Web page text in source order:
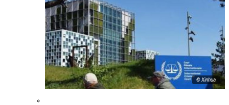
© Xinhua